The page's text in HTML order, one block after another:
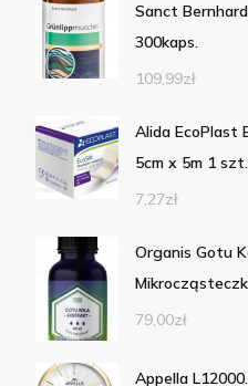
Sanct
300kaps.
109,99zł
Alida EcoPlast
5cm x 5m 1 szt.
7,27zł
Organis Gotu
79,00zł
Appella